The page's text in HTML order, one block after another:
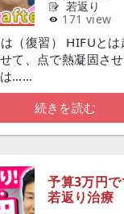
若返り
171 view
（復習） HIFUと
て、点で熱凝固さ
は……
続きを読む
予算3万円
若返り治療